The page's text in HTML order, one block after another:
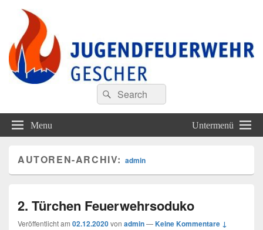
Jugendfeuerwehr Gescher
Finde Deine Stärken – Mit UnsSearch
for:
Suche
Menu Untermenü
AUTOREN-ARCHIV: admin
2. Türchen Feuerwehrsoduko
Veröffentlicht am 02.12.2020von admin—Keine Kommentare ↓